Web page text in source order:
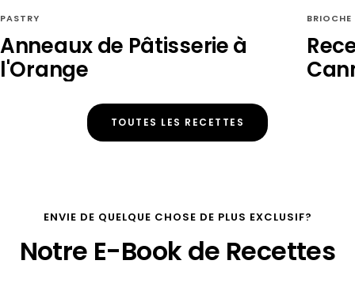
PASTRY
Anneaux de Pâtisserie à
l'Orange
BRIOCHE
TOUTES LES RECETTES
ENVIE DE QUELQUE CHOSE DE PLUS EXCLUSIF?
Notre E-Book de Recettes